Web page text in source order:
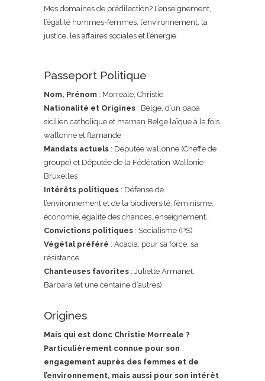
Mes domaines de prédilection? L’enseignement,
l’égalité hommes-femmes, l’environnement, la
justice, les affaires sociales et l’énergie.
Passeport Politique
Nom, Prénom : Morreale, Christie
Nationalité et Origines : Belge, d’un papa
sicilien catholique et maman Belge laïque à la fois
wallonne et flamande
Mandats actuels : Députée wallonne (Cheffe de
groupe) et Députée de la Fédération Wallonie-
Bruxelles
Intérêts politiques : Défense de
l’environnement et de la biodiversité, féminisme,
économie, égalité des chances, enseignement…
Convictions politiques : Socialisme (PS)
Végétal préféré : Acacia, pour sa force, sa
résistance
Chanteuses favorites : Juliette Armanet,
Barbara (et une centaine d’autres)
Origines
Mais qui est donc Christie Morreale ?
Particulièrement connue pour son
engagement auprès des femmes et de
l’environnement, mais aussi pour son intérêt